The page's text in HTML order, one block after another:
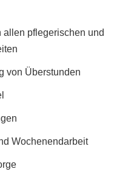
pfle­ge­ri­schen und
von Über­stun­den
Wochen­end­ar­beit